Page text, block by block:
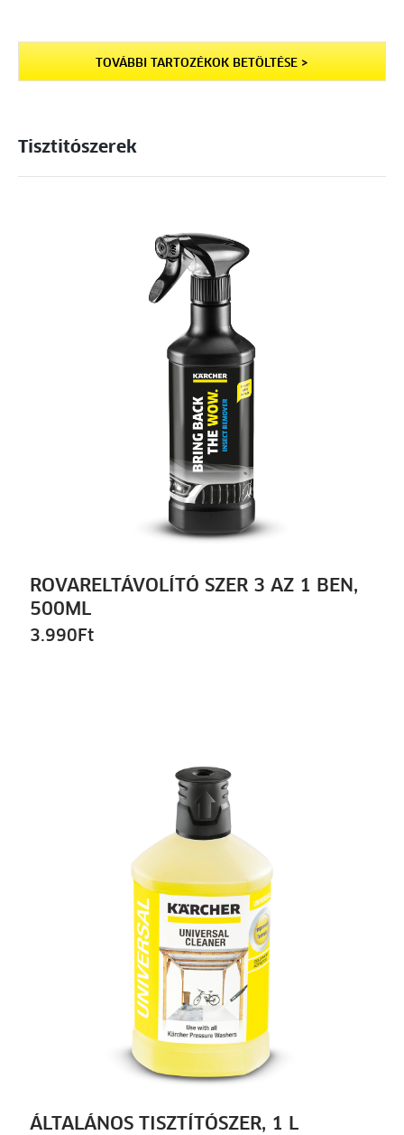
TOVÁBBI TARTOZÉKOK BETÖLTÉSE >
Tisztitószerek
ROVARELTÁVOLÍTÓ SZER 3 AZ 1 BEN,
500ML
3.990 Ft
ÁLTALÁNOS TISZTÍTÓSZER, 1 L